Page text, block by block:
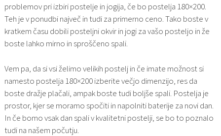
problemov pri izbiri postelje in jogija, če bo postelja 180×200.
Teh je v ponudbi največ in tudi za primerno ceno. Tako boste v
kratkem času dobili posteljni okvir in jogi za vašo posteljo in že
boste lahko mirno in sproščeno spali.
Vem pa, da si vsi želimo velikih postelj in če imate možnost si
namesto postelja 180×200 izberite večjo dimenzijo, res da
boste dražje plačali, ampak boste tudi boljše spali. Postelja je
prostor, kjer se moramo spočiti in napolniti baterije za novi dan.
In če bomo vsak dan spali v kvalitetni postelji, se bo to poznalo
tudi na našem počutju.